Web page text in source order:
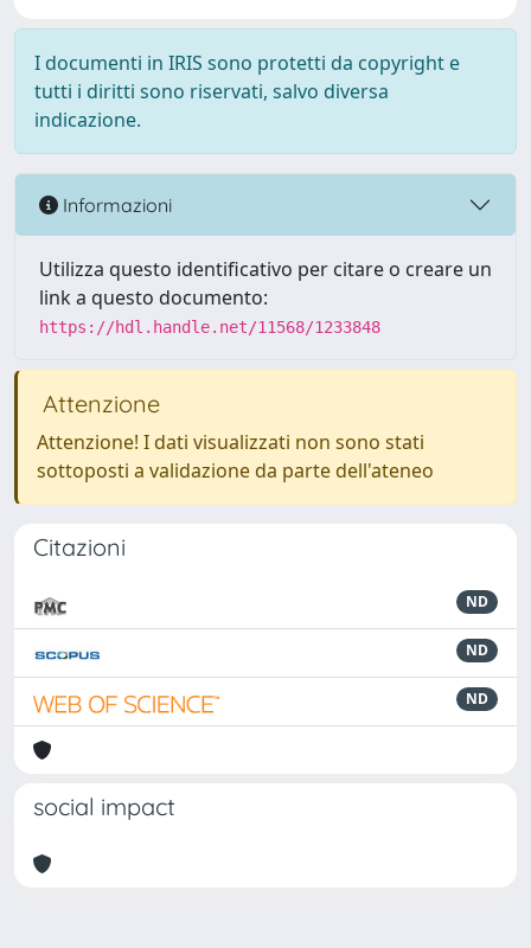
I documenti in IRIS sono protetti da copyright e
tutti i diritti sono riservati, salvo diversa
indicazione.
Informazioni
Utilizza questo identificativo per citare o creare un
link a questo documento:
https://hdl.handle.net/11568/1233848
Attenzione
Attenzione! I dati visualizzati non sono stati
sottoposti a validazione da parte dell'ateneo
Citazioni
ND
ND
ND
social impact